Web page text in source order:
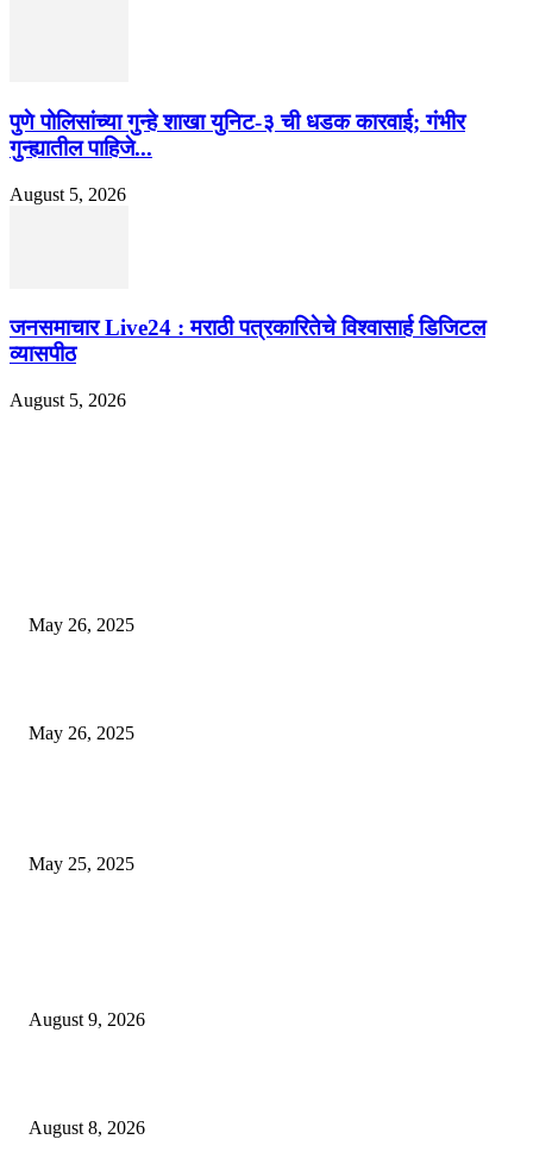
पुणे पोलिसांच्या गुन्हे शाखा युनिट-३ ची धडक कारवाई; गंभीर
गुन्ह्यातील पाहिजे...
August 5, 2026
जनसमाचार Live24 : मराठी पत्रकारितेचे विश्वासार्ह डिजिटल
व्यासपीठ
August 5, 2026
May 26, 2025
May 26, 2025
May 25, 2025
August 9, 2026
August 8, 2026